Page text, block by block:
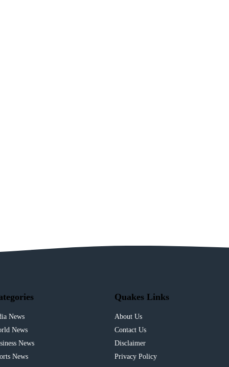
News
News
News
News
Quakes Links
About Us
Contact Us
Disclaimer
Privacy Policy